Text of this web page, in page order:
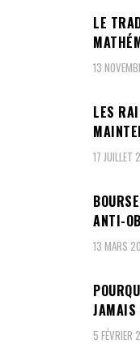
LE
13
LES
17 JUILLET
ANTI-
13 MARS
5 FÉVRIER